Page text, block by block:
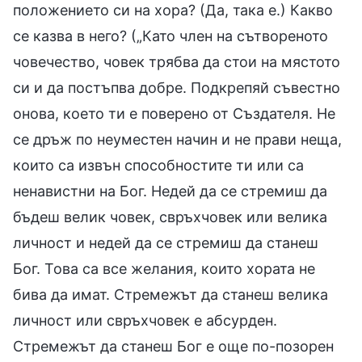
положението си на хора? (Да, така е.) Какво
се казва в него? („Като член на сътвореното
човечество, човек трябва да стои на мястото
си и да постъпва добре. Подкрепяй съвестно
онова, което ти е поверено от Създателя. Не
се дръж по неуместен начин и не прави неща,
които са извън способностите ти или са
ненавистни на Бог. Недей да се стремиш да
бъдеш велик човек, свръхчовек или велика
личност и недей да се стремиш да станеш
Бог. Това са все желания, които хората не
бива да имат. Стремежът да станеш велика
личност или свръхчовек е абсурден.
Стремежът да станеш Бог е още по-позорен